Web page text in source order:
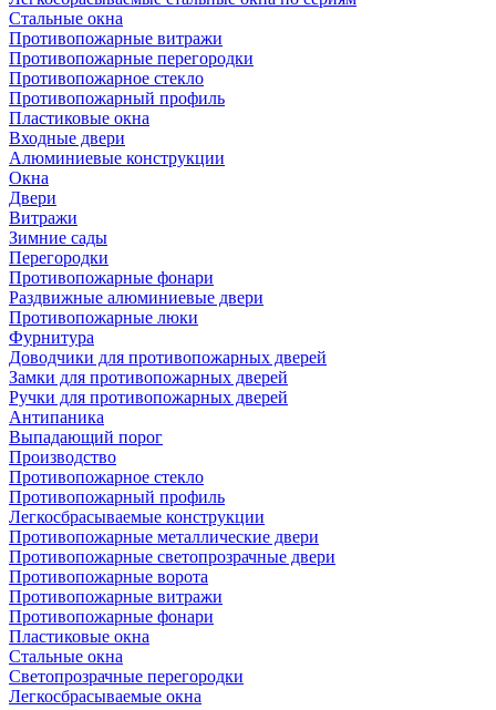
Стальные окна
Противопожарные витражи
Противопожарные перегородки
Противопожарное стекло
Противопожарный профиль
Пластиковые окна
Входные двери
Алюминиевые конструкции
Окна
Двери
Витражи
Зимние сады
Перегородки
Противопожарные фонари
Раздвижные алюминиевые двери
Противопожарные люки
Фурнитура
Доводчики для противопожарных дверей
Замки для противопожарных дверей
Ручки для противопожарных дверей
Антипаника
Выпадающий порог
Производство
Противопожарное стекло
Противопожарный профиль
Легкосбрасываемые конструкции
Противопожарные металлические двери
Противопожарные светопрозрачные двери
Противопожарные ворота
Противопожарные витражи
Противопожарные фонари
Пластиковые окна
Стальные окна
Светопрозрачные перегородки
Легкосбрасываемые окна